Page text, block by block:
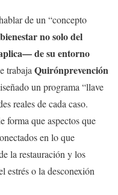
de un “concepto
no solo del
de su entorno
trabaja Quirónprevención
un programa “llave
reales de cada caso.
forma que aspectos que
en lo que
la restauración y los
estrés o la desconexión